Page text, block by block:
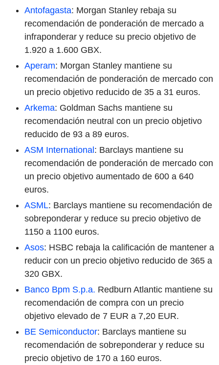
Antofagasta: Morgan Stanley rebaja su
recomendación de ponderación de mercado a
infraponderar y reduce su precio objetivo de
1.920 a 1.600 GBX.
Aperam: Morgan Stanley mantiene su
recomendación de ponderación de mercado con
un precio objetivo reducido de 35 a 31 euros.
Arkema: Goldman Sachs mantiene su
recomendación neutral con un precio objetivo
reducido de 93 a 89 euros.
ASM International: Barclays mantiene su
recomendación de ponderación de mercado con
un precio objetivo aumentado de 600 a 640
euros.
ASML: Barclays mantiene su recomendación de
sobreponderar y reduce su precio objetivo de
1150 a 1100 euros.
Asos: HSBC rebaja la calificación de mantener a
reducir con un precio objetivo reducido de 365 a
320 GBX.
Banco Bpm S.p.a. Redburn Atlantic mantiene su
recomendación de compra con un precio
objetivo elevado de 7 EUR a 7,20 EUR.
BE Semiconductor: Barclays mantiene su
recomendación de sobreponderar y reduce su
precio objetivo de 170 a 160 euros.